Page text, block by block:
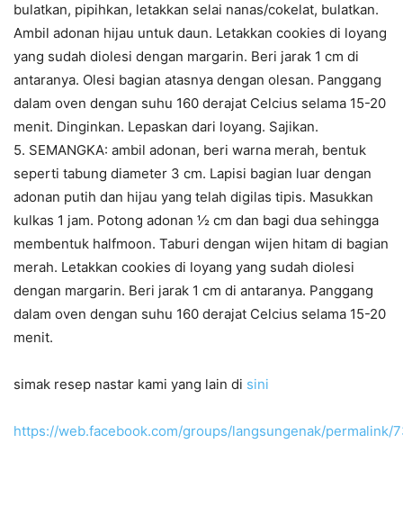
bulatkan, pipihkan, letakkan selai nanas/cokelat, bulatkan.
Ambil adonan hijau untuk daun. Letakkan cookies di loyang
yang sudah diolesi dengan margarin. Beri jarak 1 cm di
antaranya. Olesi bagian atasnya dengan olesan. Panggang
dalam oven dengan suhu 160 derajat Celcius selama 15-20
menit. Dinginkan. Lepaskan dari loyang. Sajikan.
5. SEMANGKA: ambil adonan, beri warna merah, bentuk
seperti tabung diameter 3 cm. Lapisi bagian luar dengan
adonan putih dan hijau yang telah digilas tipis. Masukkan
kulkas 1 jam. Potong adonan ½ cm dan bagi dua sehingga
membentuk halfmoon. Taburi dengan wijen hitam di bagian
merah. Letakkan cookies di loyang yang sudah diolesi
dengan margarin. Beri jarak 1 cm di antaranya. Panggang
dalam oven dengan suhu 160 derajat Celcius selama 15-20
menit.
simak resep nastar kami yang lain di sini
https://web.facebook.com/groups/langsungenak/permalink/